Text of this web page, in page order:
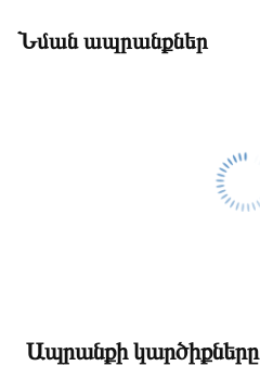
Նման ապրանքներ
Ապրանքի կարծիքները